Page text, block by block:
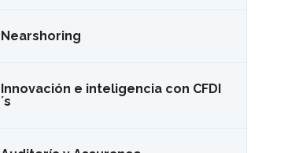
Nearshoring
Innovación e inteligencia con CFDI
´s